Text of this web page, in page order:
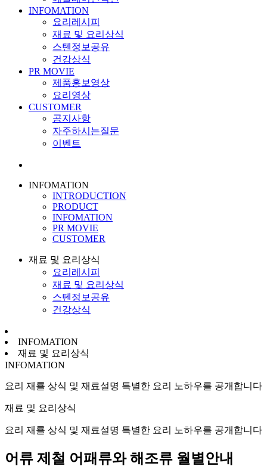
INFOMATION
요리레시피
재료 및 요리상식
스텐정보공유
건강상식
PR MOVIE
제품홍보영상
요리영상
CUSTOMER
공지사항
자주하시는질문
이벤트
INFOMATION
INTRODUCTION
PRODUCT
INFOMATION
PR MOVIE
CUSTOMER
재료 및 요리상식
요리레시피
재료 및 요리상식
스텐정보공유
건강상식
INFOMATION
재료 및 요리상식
INFOMATION
요리 재룔 상식 및 재료설명 특별한 요리 노하우를 공개합니다
재료 및 요리상식
요리 재룔 상식 및 재료설명 특별한 요리 노하우를 공개합니다
어류 제철 어패류와 해조류 월별안내